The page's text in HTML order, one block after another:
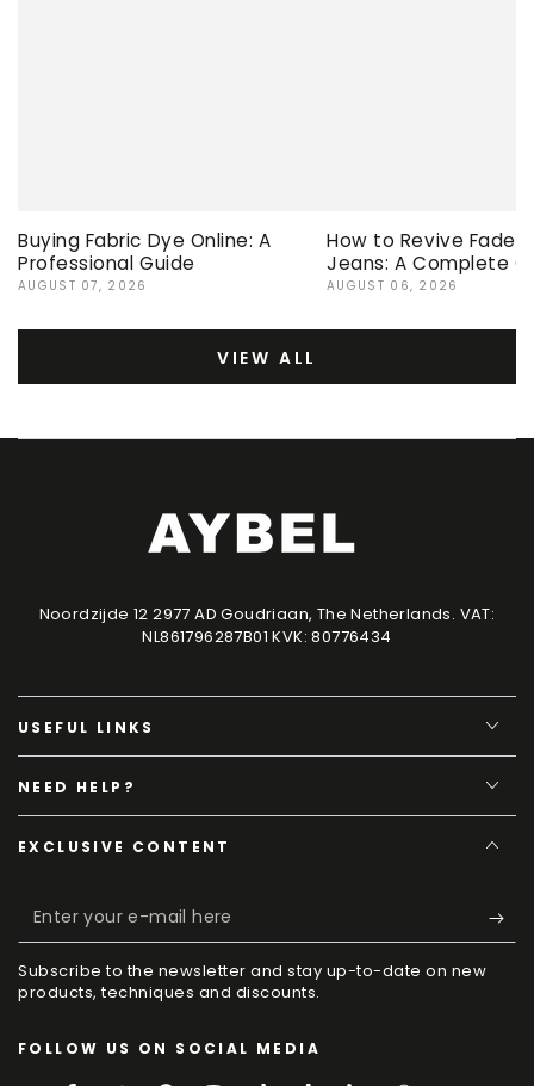
Buying Fabric Dye Online: A
Professional Guide
AUGUST 07, 2026
How to Revive Faded
Jeans: A Complete
AUGUST 06, 2026
VIEW ALL
Noordzijde 12 2977 AD Goudriaan, The Netherlands. VAT:
NL861796287B01 KVK: 80776434
USEFUL LINKS
NEED HELP?
EXCLUSIVE CONTENT
Enter
your
e-
here
Subscribe to the newsletter and stay up-to-date on new
products, techniques and discounts.
FOLLOW US ON SOCIAL MEDIA